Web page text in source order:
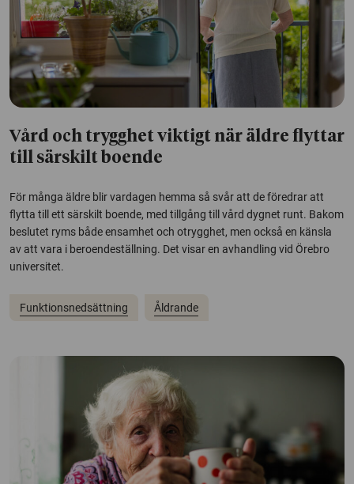
Vård och trygghet viktigt när äldre flyttar
till särskilt boende
För många äldre blir vardagen hemma så svår att de föredrar att
flytta till ett särskilt boende, med tillgång till vård dygnet runt. Bakom
beslutet ryms både ensamhet och otrygghet, men också en känsla
av att vara i beroendeställning. Det visar en avhandling vid Örebro
universitet.
Funktionsnedsättning Åldrande